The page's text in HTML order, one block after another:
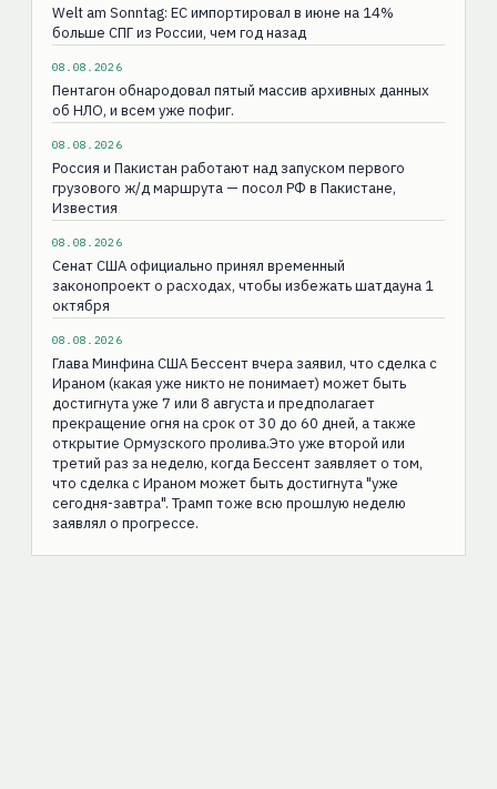
Welt am Sonntag: ЕС импортировал в июне на 14%
больше СПГ из России, чем год назад
08.08.2026
Пентагон обнародовал пятый массив архивных данных
об НЛО, и всем уже пофиг.
08.08.2026
Россия и Пакистан работают над запуском первого
грузового ж/д маршрута — посол РФ в Пакистане,
Известия
08.08.2026
Сенат США официально принял временный
законопроект о расходах, чтобы избежать шатдауна 1
октября
08.08.2026
Глава Минфина США Бессент вчера заявил, что сделка с
Ираном (какая уже никто не понимает) может быть
достигнута уже 7 или 8 августа и предполагает
прекращение огня на срок от 30 до 60 дней, а также
открытие Ормузского пролива.Это уже второй или
третий раз за неделю, когда Бессент заявляет о том,
что сделка с Ираном может быть достигнута "уже
сегодня-завтра". Трамп тоже всю прошлую неделю
заявлял о прогрессе.